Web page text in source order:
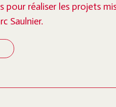
réaliser les projets
Saulnier.